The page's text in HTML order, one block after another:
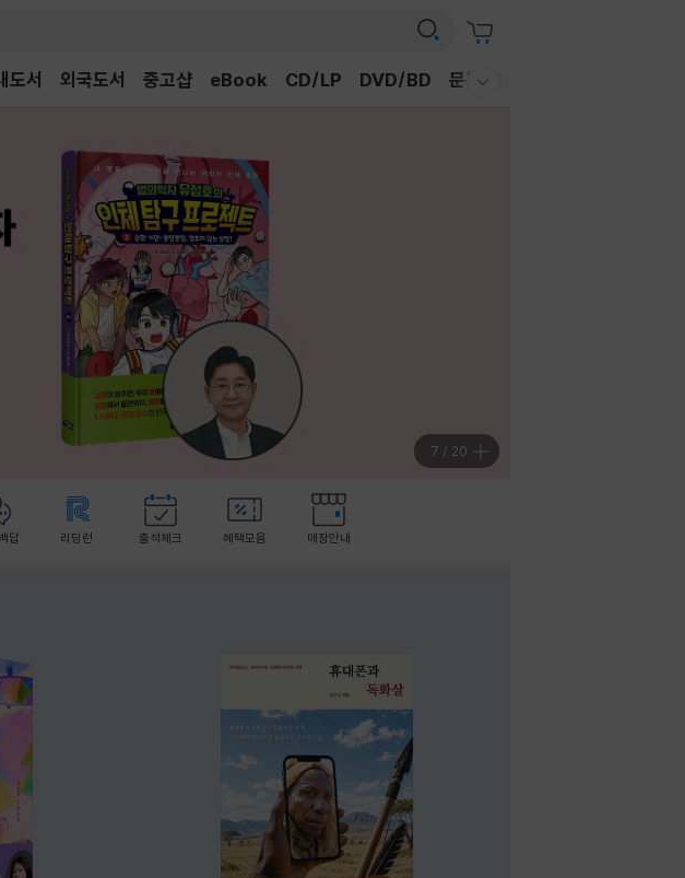
도서 외국도서 중고샵 eBook CD/LP DVD/BD 문구/GIFT
7 / 20
답 리딩런 출석체크 혜택모음 매장안내